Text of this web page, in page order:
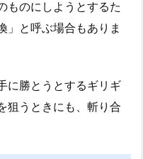
ものにしようとするた
」と呼ぶ場合もありま
に勝とうとするギリギ
狙うときにも、斬り合